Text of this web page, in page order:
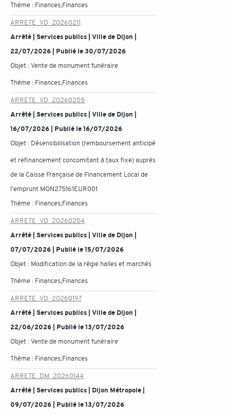
Thème : Finances;Finances
ARRETE_VD_20260211
Arrêté | Services publics | Ville de Dijon |
22/07/2026 | Publié le 30/07/2026
Objet :Vente de monument funéraire
Thème : Finances;Finances
ARRETE_VD_20260205
Arrêté | Services publics | Ville de Dijon |
16/07/2026 | Publié le 16/07/2026
Objet : Désensibilisation (remboursement anticipé
et refinancement concomitant à taux fixe) auprès
de la Caisse Française de Financement Local de
l'emprunt MON275161EUR001
Thème : Finances;Finances
ARRETE_VD_20260204
Arrêté | Services publics | Ville de Dijon |
07/07/2026 | Publié le 15/07/2026
Objet : Modification de la régie halles et marchés
Thème : Finances;Finances
ARRETE_VD_20260197
Arrêté | Services publics | Ville de Dijon |
22/06/2026 | Publié le 13/07/2026
Objet :Vente de monument funéraire
Thème : Finances;Finances
ARRETE_DM_20260144
Arrêté | Services publics | Dijon Métropole |
09/07/2026 | Publié le 13/07/2026